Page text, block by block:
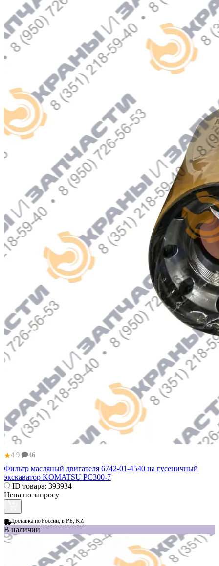
★4.9 46
Фильтр масляный двигателя 6742-01-4540 на гусеничный
экскаватор KOMATSU PC300-7
ID товара: 393934
Цена по запросу
Доставка поРоссии, в РБ, KZ
В наличии